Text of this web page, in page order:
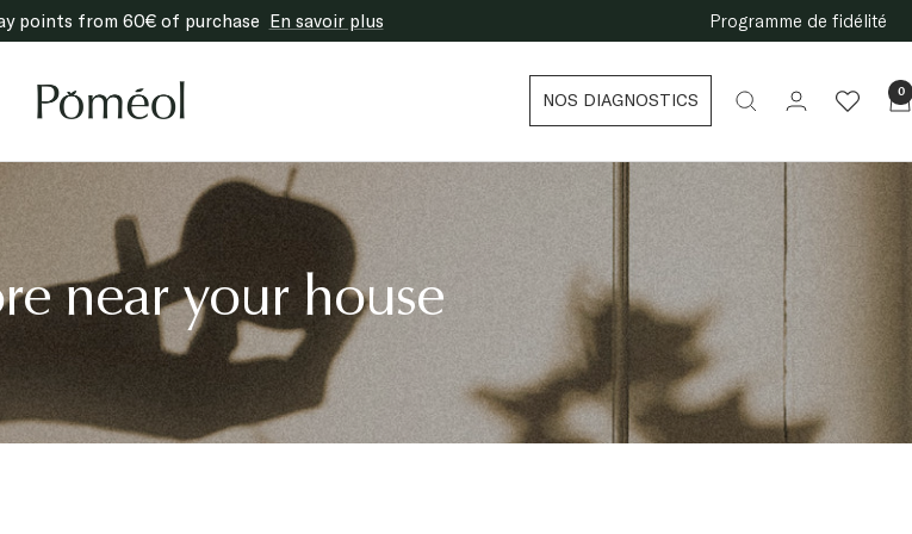
points from 60€ of purchase En savoir plus Programme de fidélité
Poméol
NOS DIAGNOSTICS 0
near your house